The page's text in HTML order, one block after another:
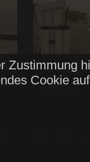
Zustimmung
Cookie
P1080026